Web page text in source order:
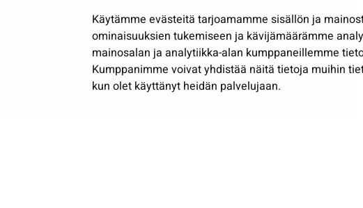
Käytämme evästeitä tarjoamamme sisällön ja
ominaisuuksien tukemiseen ja kävijämäärämme
mainosalan ja analytiikka-alan kumppaneillemme
Kumppanimme voivat yhdistää näitä tietoja muihin
kun olet käyttänyt heidän palvelujaan.